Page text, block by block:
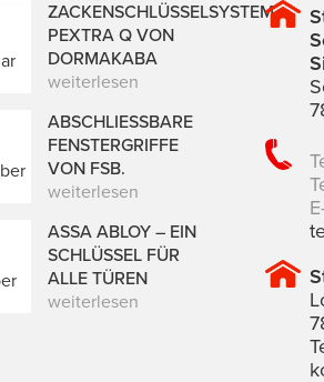
ZACKENSCHLÜSSELSYSTEM
PEXTRA Q VON
DORMAKABA
weiterlesen
ABSCHLIESSBARE F
ENSTERGRIFFE V
ON FSB.
weiterlesen
ASSA ABLOY – EIN
SCHLÜSSEL FÜR
ALLE TÜREN
weiterlesen